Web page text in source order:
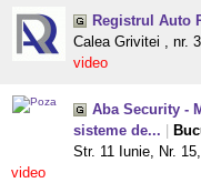
Registrul Auto
Calea Grivitei , nr.
video
Aba Security -
sisteme de...
Str. 11 Iunie, Nr.
video